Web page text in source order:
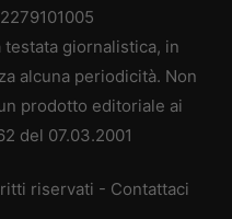
testata giornalistica, in
alcuna periodicità. Non
prodotto editoriale ai
del 07.03.2001
riservati - Contattaci